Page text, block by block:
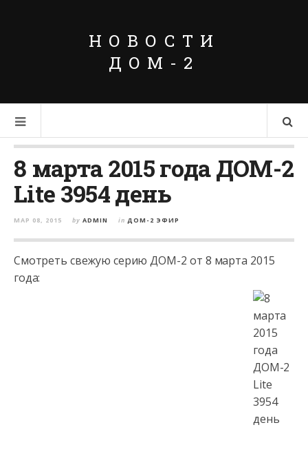
НОВОСТИ
ДОМ-2
8 марта 2015 года ДОМ-2
Lite 3954 день
МАР 08, 2015 by ADMIN in ДОМ-2 ЭФИР
Смотреть свежую серию ДОМ-2 от 8 марта 2015
года: